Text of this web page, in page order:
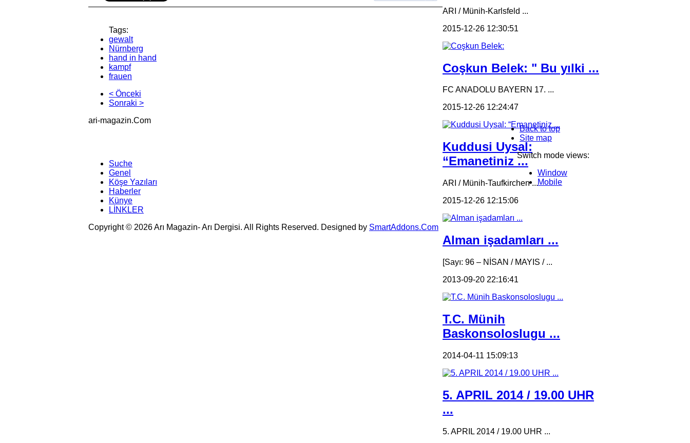
Tags:
gewalt
Nürnberg
hand in hand
kampf
frauen
< Önceki
Sonraki >
ARI / Münih-Karlsfeld ...
2015-12-26 12:30:51
Coşkun Belek: " Bu yılki ...
FC ANADOLU BAYERN 17. ...
2015-12-26 12:24:47
Kuddusi Uysal:
“Emanetiniz ...
ARI / Münih-Taufkirchen ...
2015-12-26 12:15:06
Alman işadamları ...
[Sayı: 96 – NİSAN / MAYIS / ...
2013-09-20 22:16:41
T.C. Münih
Baskonsoloslugu ...
2014-04-11 15:09:13
5. APRIL 2014 / 19.00 UHR
...
5. APRIL 2014 / 19.00 UHR ...
ari-magazin.Com
Back to top
Site map
Suche
Genel
Köşe Yazıları
Haberler
Künye
LİNKLER
Switch mode views:
Window
Mobile
Copyright © 2026 Arı Magazin- Arı Dergisi. All Rights Reserved. Designed by SmartAddons.Com